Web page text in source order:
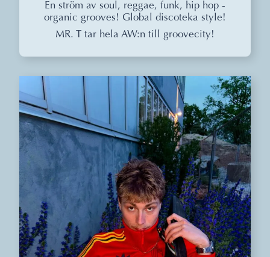
En ström av soul, reggae, funk, hip hop -
organic grooves! Global discoteka style!
MR. T tar hela AW:n till groovecity!